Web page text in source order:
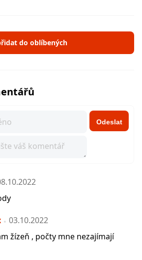
do oblíbených
Odeslat
03.10.2022
žízeň , počty mne nezajímají